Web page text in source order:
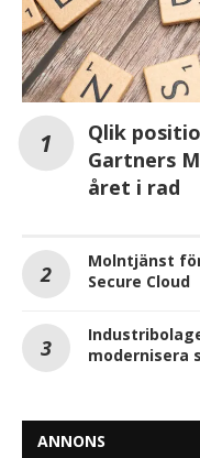
Qlik
Gartners
året i rad
Molntjänst
Secure Cloud
modernisera
ANNONS